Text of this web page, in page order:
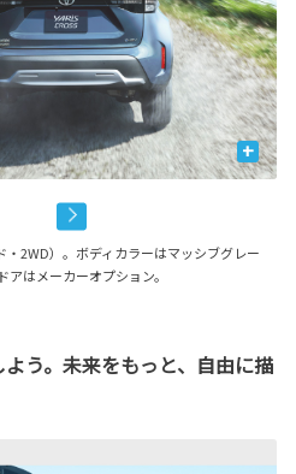
+
2WD）。ボディカラーはマッシブグレー
アはメーカーオプション。
う。未来をもっと、自由に描